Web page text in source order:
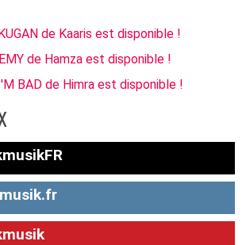
de Kaaris est disponible !
de Hamza est disponible !
BAD de Himra est disponible !